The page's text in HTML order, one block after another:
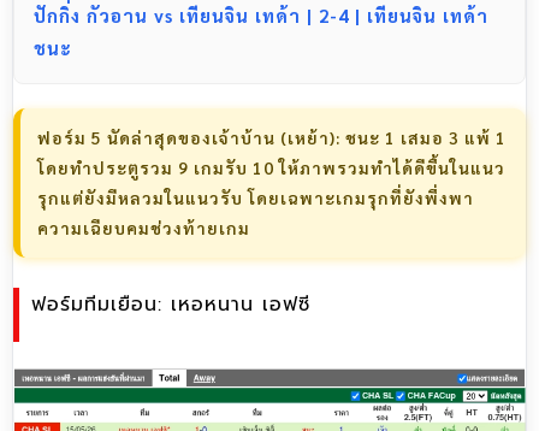
ปักกิ่ง กัวอาน vs เทียนจิน เทด้า | 2-4 | เทียนจิน เทด้า
ชนะ
ฟอร์ม 5 นัดล่าสุดของเจ้าบ้าน (เหย้า): ชนะ 1 เสมอ 3 แพ้ 1
โดยทำประตูรวม 9 เกมรับ 10 ให้ภาพรวมทำได้ดีขึ้นในแนว
รุกแต่ยังมีหลวมในแนวรับ โดยเฉพาะเกมรุกที่ยังพึ่งพา
ความเฉียบคมช่วงท้ายเกม
ฟอร์มทีมเยือน: เหอหนาน เอฟซี